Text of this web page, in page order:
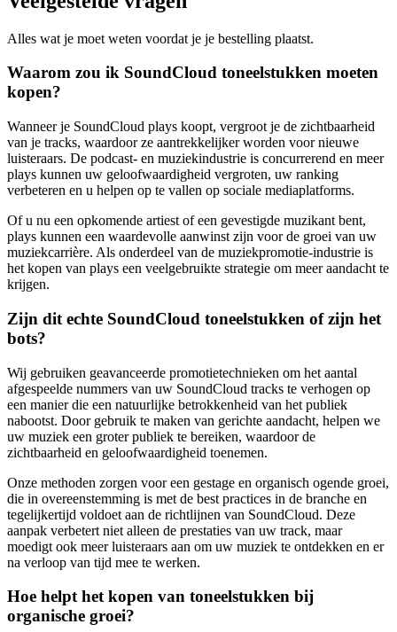
Alles wat je moet weten voordat je je bestelling plaatst.
Waarom zou ik SoundCloud toneelstukken moeten
kopen?
Wanneer je SoundCloud plays koopt, vergroot je de zichtbaarheid
van je tracks, waardoor ze aantrekkelijker worden voor nieuwe
luisteraars. De podcast- en muziekindustrie is concurrerend en meer
plays kunnen uw geloofwaardigheid vergroten, uw ranking
verbeteren en u helpen op te vallen op sociale mediaplatforms.
Of u nu een opkomende artiest of een gevestigde muzikant bent,
plays kunnen een waardevolle aanwinst zijn voor de groei van uw
muziekcarrière. Als onderdeel van de muziekpromotie-industrie is
het kopen van plays een veelgebruikte strategie om meer aandacht te
krijgen.
Zijn dit echte SoundCloud toneelstukken of zijn het
bots?
Wij gebruiken geavanceerde promotietechnieken om het aantal
afgespeelde nummers van uw SoundCloud tracks te verhogen op
een manier die een natuurlijke betrokkenheid van het publiek
nabootst. Door gebruik te maken van gerichte aandacht, helpen we
uw muziek een groter publiek te bereiken, waardoor de
zichtbaarheid en geloofwaardigheid toenemen.
Onze methoden zorgen voor een gestage en organisch ogende groei,
die in overeenstemming is met de best practices in de branche en
tegelijkertijd voldoet aan de richtlijnen van SoundCloud. Deze
aanpak verbetert niet alleen de prestaties van uw track, maar
moedigt ook meer luisteraars aan om uw muziek te ontdekken en er
na verloop van tijd mee te werken.
Hoe helpt het kopen van toneelstukken bij
organische groei?